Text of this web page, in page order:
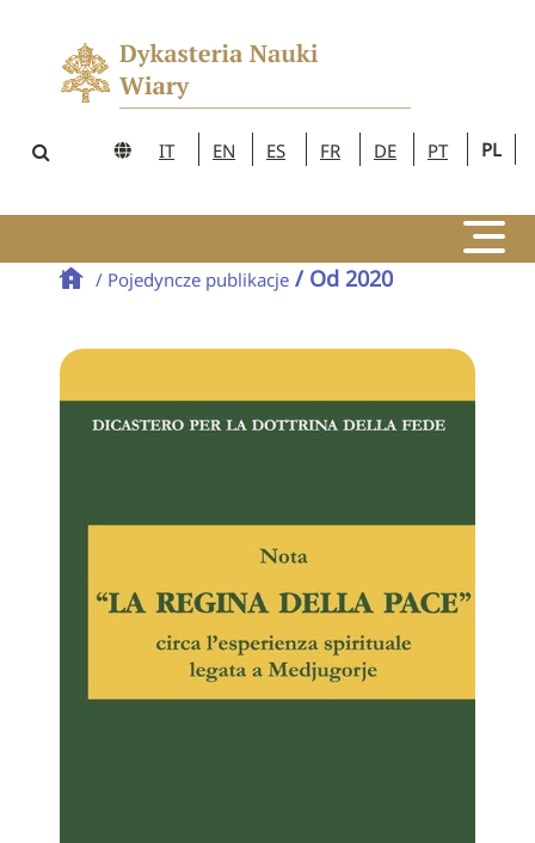
IT EN ES FR DE PT PL
/ Pojedyncze publikacje / Od 2020